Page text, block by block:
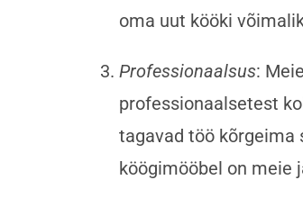
oma uut kööki
Professionaalsus:
professionaalsetest
tagavad töö kõrgeima
köögimööbel on meie